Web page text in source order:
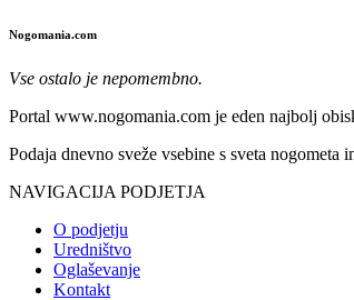
Nogomania.com
Vse ostalo je nepomembno.
Portal www.nogomania.com je eden najbolj
Podaja dnevno sveže vsebine s sveta nogometa
NAVIGACIJA PODJETJA
O podjetju
Uredništvo
Oglaševanje
Kontakt